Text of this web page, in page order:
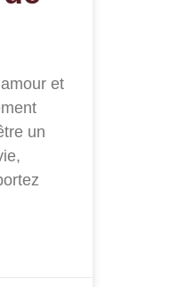
et
un